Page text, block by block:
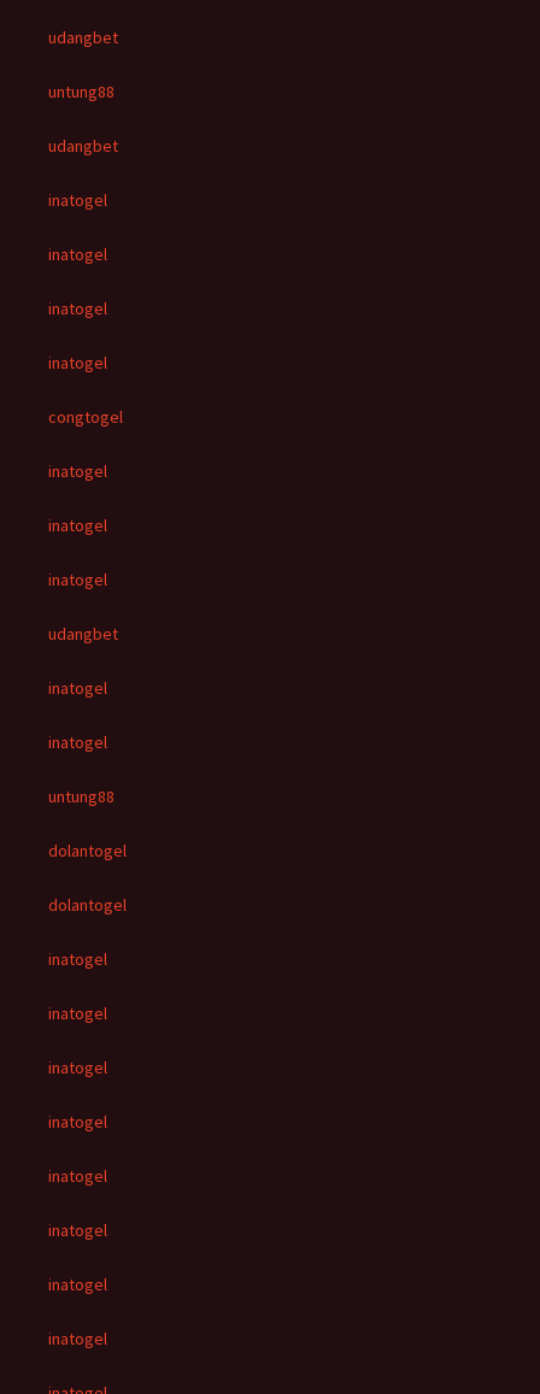
udangbet
untung88
udangbet
inatogel
inatogel
inatogel
inatogel
congtogel
inatogel
inatogel
inatogel
udangbet
inatogel
inatogel
untung88
dolantogel
dolantogel
inatogel
inatogel
inatogel
inatogel
inatogel
inatogel
inatogel
inatogel